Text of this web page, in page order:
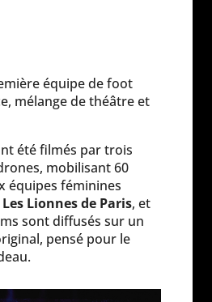
équipe de foot
mélange dethéâtre et
été filmés par trois
mobilisant 60
équipes féminines
Les Lionnes de Paris, et
sont diffusés sur un
pensé pour le